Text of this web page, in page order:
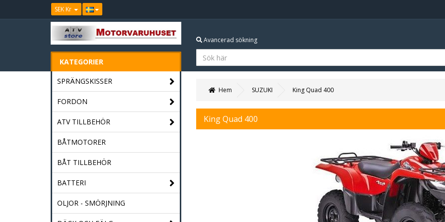
SEK Kr
KATEGORIER
Avancerad sökning
SPRÄNGSKISSER
FORDON
ATV TILLBEHÖR
BÅTMOTORER
BÅT TILLBEHÖR
BATTERI
OLJOR - SMÖRJNING
Hem SUZUKI King Quad 400
King Quad 400